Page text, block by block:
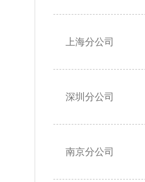
上海分公司
深圳分公司
南京分公司